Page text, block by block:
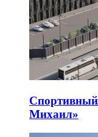
Михаил»